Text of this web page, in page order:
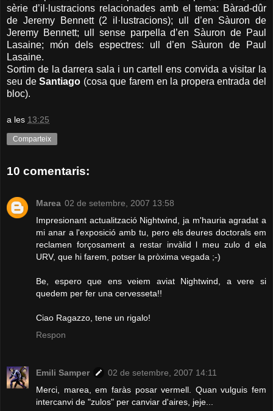
sèrie d’il·lustracions relacionades amb el tema: Bàrad-dûr
de Jeremy Bennett (2 il·lustracions); ull d’en Sàuron de
Jeremy Bennett; ull sense parpella d’en Sàuron de Paul
Lasaine; món dels espectres: ull d’en Sàuron de Paul
Lasaine.
Sortim de la darrera sala i un cartell ens convida a visitar la
seu deSantiago (cosa que farem en la propera entrada del
bloc).
a les 13:25
Comparteix
10 comentaris:
Marea 02 de setembre, 2007 13:58
Impresionant actualització Nightwind, ja m'hauria agradat a
mi anar a l'exposició amb tu, pero els deures doctorals em
reclamen forçosament a restar invàlid l meu zulo d ela
URV, que hi farem, potser la pròxima vegada ;-)
Be, espero que ens veiem aviat Nightwind, a vere si
quedem per fer una cervesseta!!
Ciao Ragazzo, tene un rigalo!
Respon
Emili Samper
02 de setembre, 2007 14:11
Merci, marea, em faràs posar vermell. Quan vulguis fem
intercanvi de "zulos" per canviar d'aires, jeje...